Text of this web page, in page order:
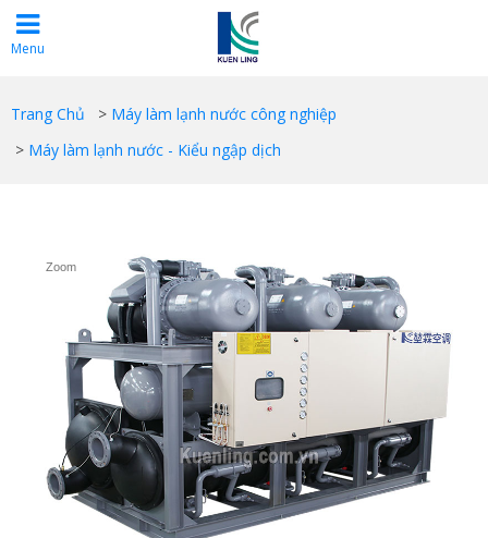
Menu
Trang Chủ > Máy làm lạnh nước công nghiệp
> Máy làm lạnh nước - Kiểu ngập dịch
Zoom